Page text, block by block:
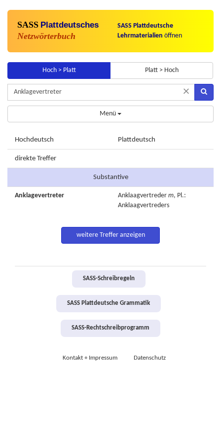
SASS Plattdeutsches
Netzwörterbuch
SASS Plattdeutsche
Lehrmaterialien öffnen
Hoch > Platt Platt > Hoch
×
Menü
Hochdeutsch Plattdeutsch
direkte Treffer
Substantive
Anklagevertreter Anklaagvertreder m, Pl.:
Anklaagvertreders
weitere Treffer anzeigen
SASS-Schreibregeln
SASS Plattdeutsche Grammatik
SASS-Rechtschreibprogramm
Kontakt + Impressum Datenschutz